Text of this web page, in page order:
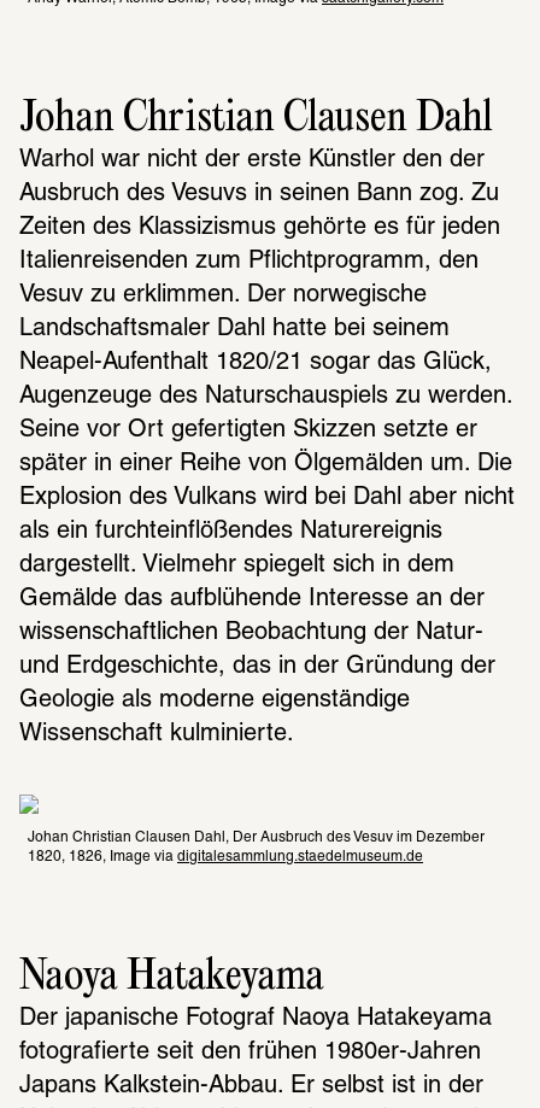
Johan Christian Clausen Dahl
Warhol war nicht der erste Künstler den der
Ausbruch des Vesuvs in seinen Bann zog. Zu
Zeiten des Klassizismus gehörte es für jeden
Italienreisenden zum Pflichtprogramm, den
Vesuv zu erklimmen. Der norwegische
Landschaftsmaler Dahl hatte bei seinem
Neapel-Aufenthalt 1820/21 sogar das Glück,
Augenzeuge des Naturschauspiels zu werden.
Seine vor Ort gefertigten Skizzen setzte er
später in einer Reihe von Ölgemälden um. Die
Explosion des Vulkans wird bei Dahl aber nicht
als ein furchteinflößendes Naturereignis
dargestellt. Vielmehr spiegelt sich in dem
Gemälde das aufblühende Interesse an der
wissenschaftlichen Beobachtung der Natur-
und Erdgeschichte, das in der Gründung der
Geologie als moderne eigenständige
Wissenschaft kulminierte.
Johan Christian Clausen Dahl, Der Ausbruch des Vesuv im Dezember
1820, 1826, Image via digitalesammlung.staedelmuseum.de
Naoya Hatakeyama
Der japanische Fotograf Naoya Hatakeyama
fotografierte seit den frühen 1980er-Jahren
Japans Kalkstein-Abbau. Er selbst ist in der